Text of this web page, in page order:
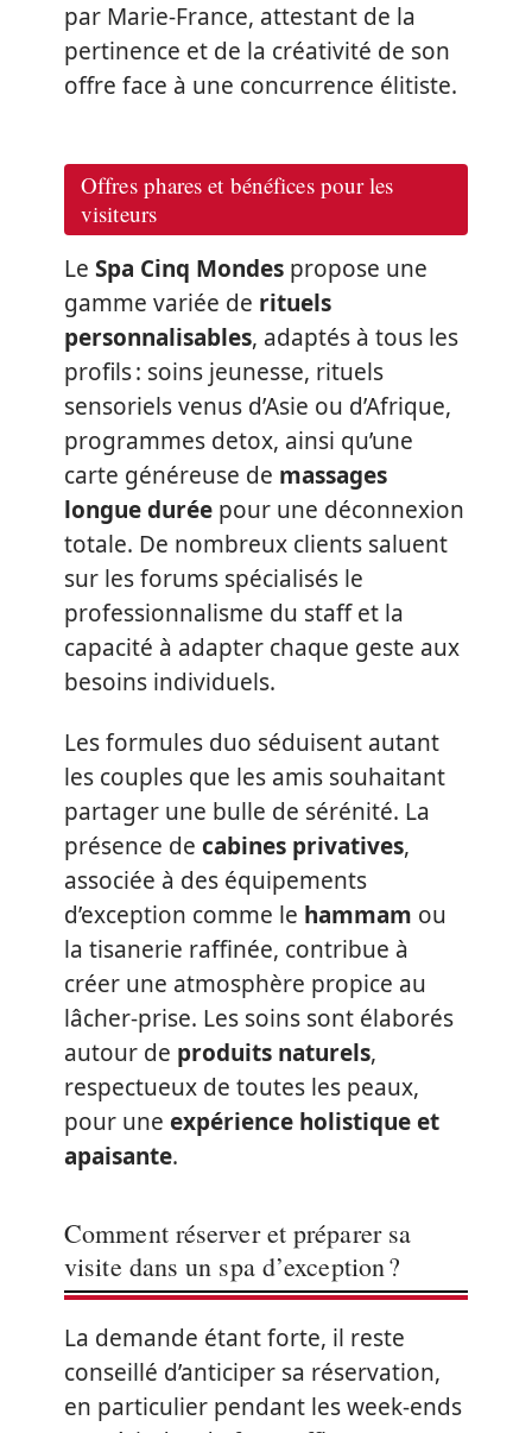
par Marie-France, attestant de la
pertinence et de la créativité de son
offre face à une concurrence élitiste.
Offres phares et bénéfices pour les
visiteurs
Le Spa Cinq Mondes propose une
gamme variée de rituels
personnalisables, adaptés à tous les
profils : soins jeunesse, rituels
sensoriels venus d’Asie ou d’Afrique,
programmes detox, ainsi qu’une
carte généreuse de massages
longue durée pour une déconnexion
totale. De nombreux clients saluent
sur les forums spécialisés le
professionnalisme du staff et la
capacité à adapter chaque geste aux
besoins individuels.
Les formules duo séduisent autant
les couples que les amis souhaitant
partager une bulle de sérénité. La
présence de cabines privatives,
associée à des équipements
d’exception comme le hammam ou
la tisanerie raffinée, contribue à
créer une atmosphère propice au
lâcher-prise. Les soins sont élaborés
autour de produits naturels,
respectueux de toutes les peaux,
pour une expérience holistique et
apaisante.
Comment réserver et préparer sa
visite dans un spa d’exception ?
La demande étant forte, il reste
conseillé d’anticiper sa réservation,
en particulier pendant les week-ends